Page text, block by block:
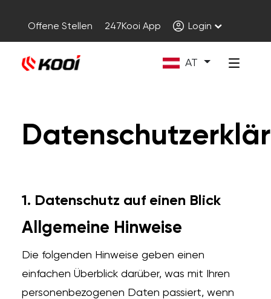
Offene Stellen 247Kooi App Login
AT
1. Datenschutz auf einen Blick
Allgemeine Hinweise
Die folgenden Hinweise geben einen
einfachen Überblick darüber, was mit Ihren
personenbezogenen Daten passiert, wenn